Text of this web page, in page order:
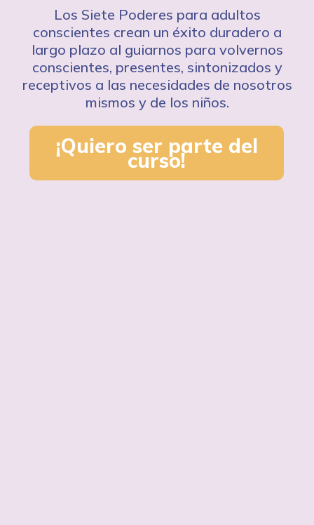
Los Siete Poderes para adultos
conscientes crean un éxito duradero a
largo plazo al guiarnos para volvernos
conscientes, presentes, sintonizados y
receptivos a las necesidades de nosotros
mismos y de los niños.
¡Quiero ser parte del
curso!